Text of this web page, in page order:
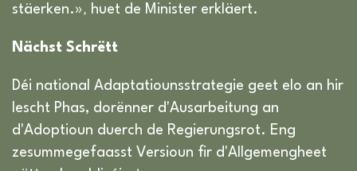
stäerken.», huet de Minister erkläert.
Nächst Schrëtt
Déi national Adaptatiounsstrategie geet elo an hir
lescht Phas, dorënner d'Ausarbeitung an
d'Adoptioun duerch de Regierungsrot. Eng
zesummegefaasst Versioun fir d'Allgemengheet